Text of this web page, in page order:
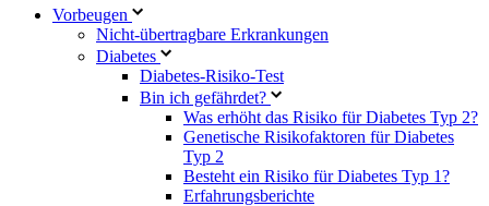
Vorbeugen
Nicht-übertragbare Erkrankungen
Diabetes
Diabetes-Risiko-Test
Bin ich gefährdet?
Was erhöht das Risiko für Diabetes Typ 2?
Genetische Risikofaktoren für Diabetes
Typ 2
Besteht ein Risiko für Diabetes Typ 1?
Erfahrungsberichte